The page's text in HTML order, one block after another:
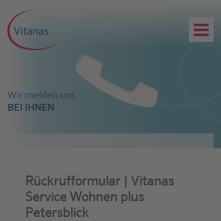
Wir melden uns
BEI IHNEN
Rückrufformular | Vitanas
Service Wohnen plus
Petersblick